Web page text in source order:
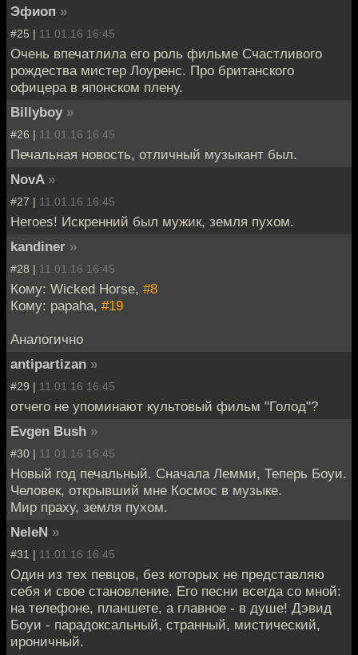
Эфиоп »
#25 | 11.01.16 16:45
Очень впечатлила его роль фильме Счастливого
рождества мистер Лоуренс. Про британского
офицера в японском плену.
Billyboy »
#26 | 11.01.16 16:45
Печальная новость, отличный музыкант был.
NovA »
#27 | 11.01.16 16:45
Heroes! Искренний был мужик, земля пухом.
kandiner »
#28 | 11.01.16 16:45
Кому: Wicked Horse, #8
Кому: papaha, #19
Аналогично
antipartizan »
#29 | 11.01.16 16:45
отчего не упоминают культовый фильм "Голод"?
Evgen Bush »
#30 | 11.01.16 16:45
Новый год печальный. Сначала Лемми, Теперь Боуи.
Человек, открывший мне Космос в музыке.
Мир праху, земля пухом.
NeleN »
#31 | 11.01.16 16:45
Один из тех певцов, без которых не представляю
себя и свое становление. Его песни всегда со мной:
на телефоне, планшете, а главное - в душе! Дэвид
Боуи - парадоксальный, странный, мистический,
ироничный.